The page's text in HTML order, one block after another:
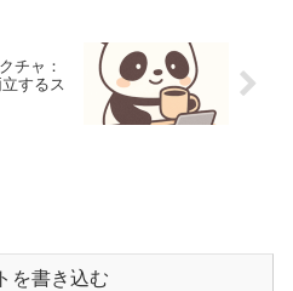
チャ：
するス
を書き込む